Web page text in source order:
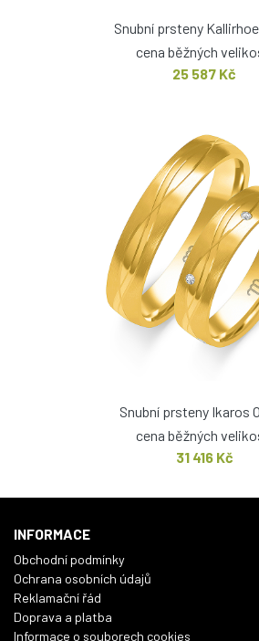
Snubní prsteny Kallirhoe
cena běžných
25 587 Kč
Snubní prsteny Ikaros
cena běžných
31 416 Kč
INFORMACE
Obchodní podmínky
Ochrana osobních údajů
Reklamační řád
Doprava a platba
Informace o souborech cookies